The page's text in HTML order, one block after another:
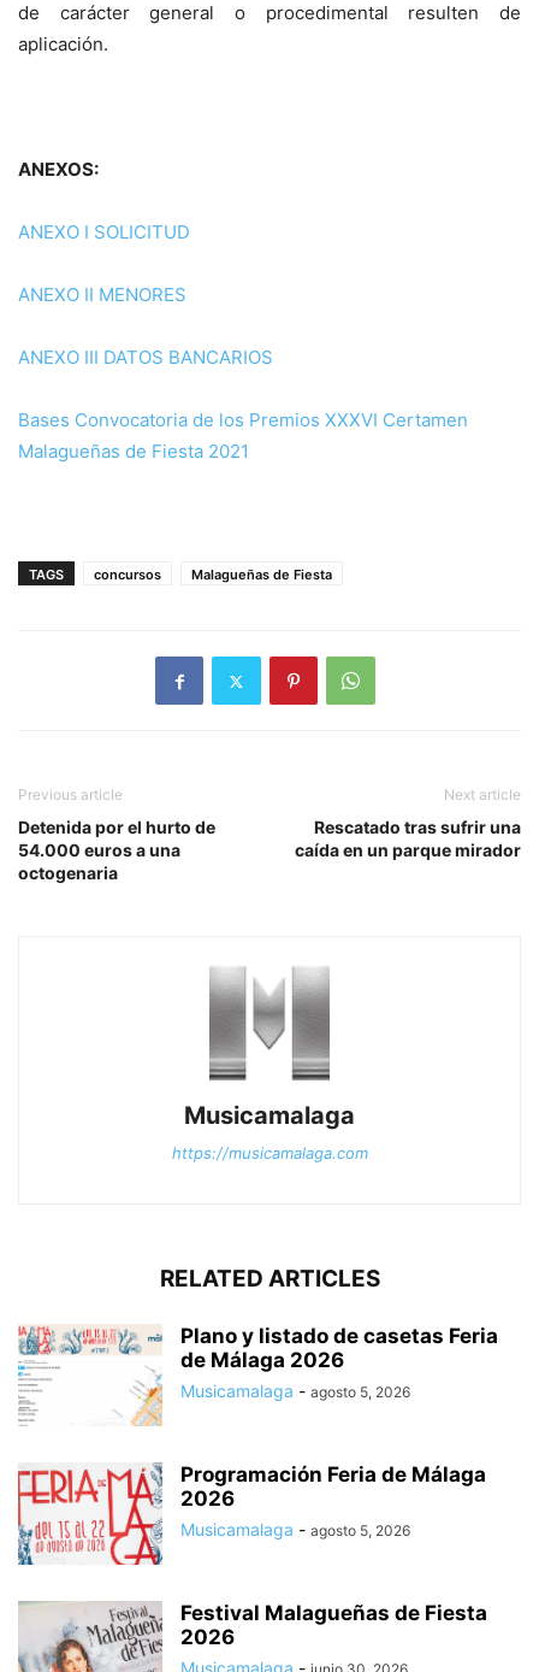
de carácter general o procedimental resulten de
aplicación.
ANEXOS:
ANEXO I SOLICITUD
ANEXO II MENORES
ANEXO III DATOS BANCARIOS
Bases Convocatoria de los Premios XXXVI Certamen
Malagueñas de Fiesta 2021
TAGS concursos Malagueñas de Fiesta
Previous article
Detenida por el hurto de
54.000 euros a una
octogenaria
Next article
Rescatado tras sufrir una
caída en un parque mirador
Musicamalaga
https://musicamalaga.com
RELATED ARTICLES
Plano y listado de casetas Feria
de Málaga 2026
Musicamalaga - agosto 5, 2026
Programación Feria de Málaga
2026
Musicamalaga - agosto 5, 2026
Festival Malagueñas de Fiesta
2026